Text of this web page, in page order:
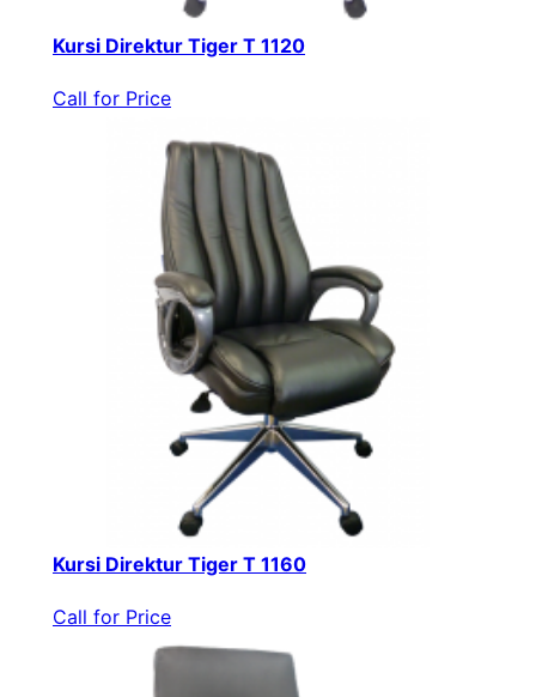
Kursi Direktur Tiger T 1120
Call for Price
Kursi Direktur Tiger T 1160
Call for Price